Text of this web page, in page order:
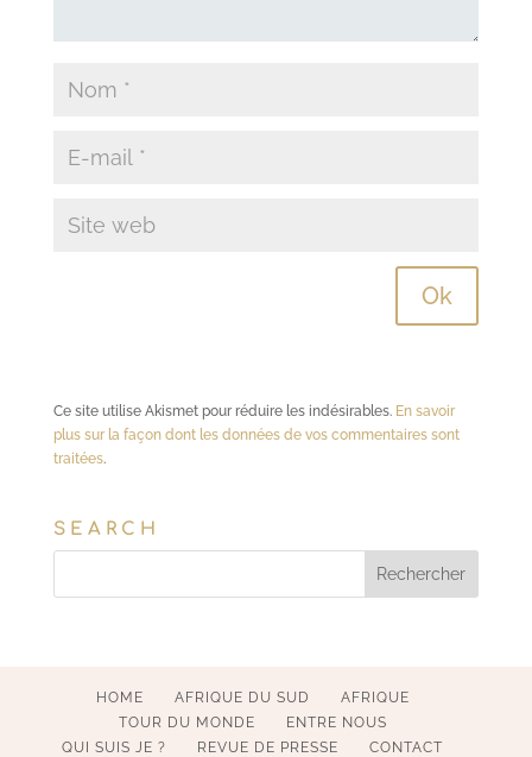
Ce site utilise Akismet pour réduire les indésirables. En savoir
plus sur la façon dont les données de vos commentaires sont
traitées.
SEARCH
HOME AFRIQUE DU SUD
AFRIQUE
TOUR DU MONDE
ENTRE NOUS
QUI SUIS JE ?
REVUE DE PRESSE CONTACT